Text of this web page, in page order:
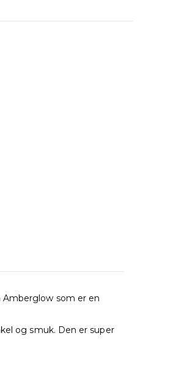
Amberglow som er en
og smuk. Den er super